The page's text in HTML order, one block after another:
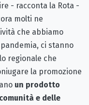
- racconta la Rota -
molti ne
che abbiamo
ci stanno
regionale che
la promozione
un prodotto
e delle